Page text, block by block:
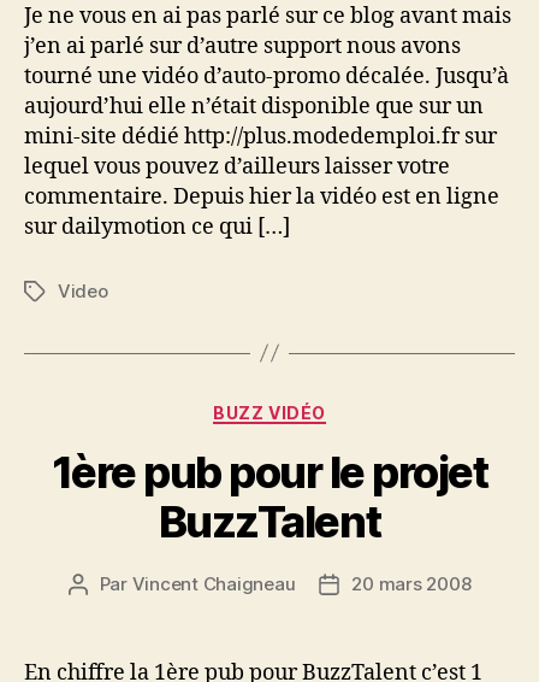
Je ne vous en ai pas parlé sur ce blog avant mais
j’en ai parlé sur d’autre support nous avons
tourné une vidéo d’auto-promo décalée. Jusqu’à
aujourd’hui elle n’était disponible que sur un
mini-site dédié http://plus.modedemploi.fr sur
lequel vous pouvez d’ailleurs laisser votre
commentaire. Depuis hier la vidéo est en ligne
sur dailymotion ce qui […]
Étiquettes
Video
Catégories
BUZZ VIDÉO
1ère pub pour le projet
BuzzTalent
Auteur
Par Vincent Chaigneau
Date20 mars 2008
En chiffre la 1ère pub pour BuzzTalent c’est 1